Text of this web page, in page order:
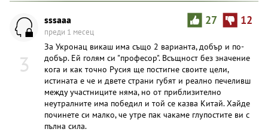
3
27 12
sssaaa
преди 1 месец
За Укронац викаш има също 2 варианта, добър и по-
добър. Ей голям си "професор". Всъщност без значение
кога и как точно Русия ще постигне своите цели,
истината е че и двете страни губят и реално печеливш
между участниците няма, но от приблизително
неутралните има победил и той се казва Китай. Хайде
починете си малко, че утре пак чакаме глупостите ви с
пълна сила.